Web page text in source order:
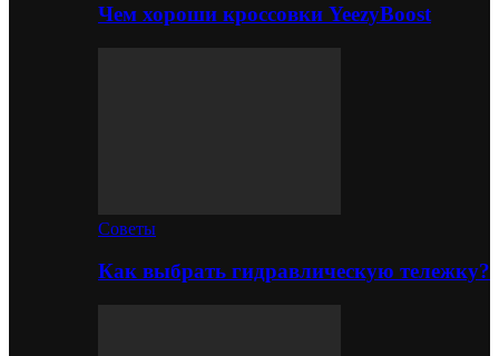
Чем хороши кроссовки YeezyBoost
Советы
Как выбрать гидравлическую тележку?